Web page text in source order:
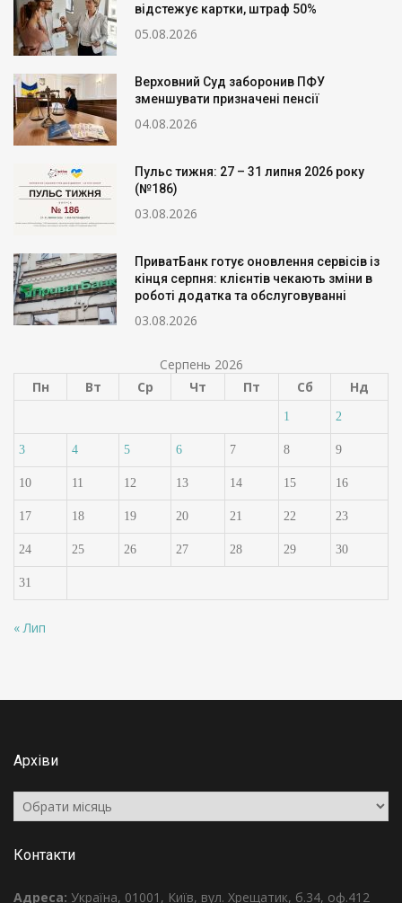
відстежує картки, штраф 50%
05.08.2026
Верховний Суд заборонив ПФУ
зменшувати призначені пенсії
04.08.2026
Пульс тижня: 27 – 31 липня 2026 року
(№186)
03.08.2026
ПриватБанк готує оновлення сервісів із
кінця серпня: клієнтів чекають зміни в
роботі додатка та обслуговуванні
03.08.2026
Серпень 2026
Пн
Вт Ср Чт Пт Сб Нд
1 2
3 4 5 6 7 8 9
10 11 12 13 14 15 16
17 18 19 20 21 22 23
24 25 26 27 28 29 30
31
« Лип
Архіви
Архіви
Контакти
Адреса: Україна, 01001, Київ, вул. Хрещатик, б.34, оф.412